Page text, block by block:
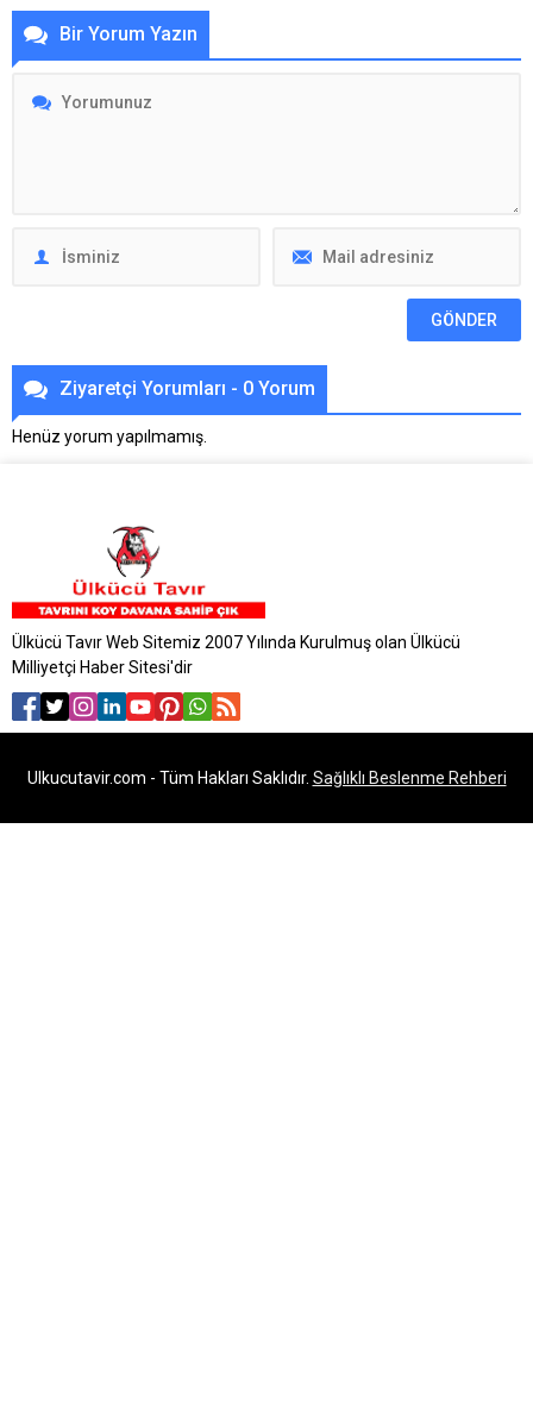
Bir Yorum Yazın
Ziyaretçi Yorumları - 0 Yorum
Henüz yorum yapılmamış.
Ülkücü Tavır Web Sitemiz 2007 Yılında Kurulmuş olan Ülkücü
Milliyetçi Haber Sitesi'dir
Ulkucutavir.com - Tüm Hakları Saklıdır. Sağlıklı Beslenme Rehberi